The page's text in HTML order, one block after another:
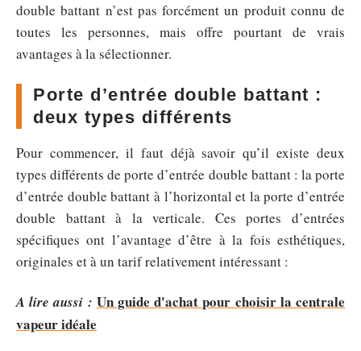
double battant n’est pas forcément un produit connu de
toutes les personnes, mais offre pourtant de vrais
avantages à la sélectionner.
Porte d’entrée double battant :
deux types différents
Pour commencer, il faut déjà savoir qu’il existe deux
types différents de porte d’entrée double battant : la porte
d’entrée double battant à l’horizontal et la porte d’entrée
double battant à la verticale. Ces portes d’entrées
spécifiques ont l’avantage d’être à la fois esthétiques,
originales et à un tarif relativement intéressant :
A lire aussi : Un guide d'achat pour choisir la centrale
vapeur idéale